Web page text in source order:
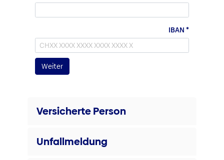
IBAN
Versicherte Person
Unfallmeldung